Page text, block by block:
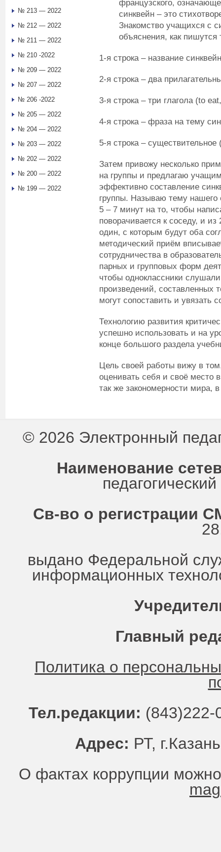
французского,
синквейн – это
Знакомство учащихся с
объяснения, как пишутся
1-я строка – название
2-я строка – два
3-я строка – три глагола (to
4-я строка – фраза на тему
5-я строка – существительное
Затем привожу несколько
на группы и предлагаю
эффективно составление
группы. Называю тему нашего
5 – 7 минут на то, чтобы
поворачивается к соседу, и
один, с которым будут оба
методический приём
сотрудничества в
парных и групповых форм
чтобы одноклассники
произведений, составленных
могут сопоставить и увязать
Технологию развития
успешно использовать и на
конце большого раздела
Цель своей работы вижу в
оценивать себя и своё место
так же закономерности мира,
№ 213 — 2022
№ 212 — 2022
№ 211 — 2022
№ 210 -2022
№ 209 — 2022
№ 207 — 2022
№ 206 -2022
№ 205 — 2022
№ 204 — 2022
№ 203 — 2022
№ 202 — 2022
№ 200 — 2022
№ 199 — 2022
© 2026 Электронный
Наименование
Св-во о регистрации
выдано Федеральной
информационных
Главный
Политика о
Тел.редакции:
Адрес: РТ,
О фактах коррупции